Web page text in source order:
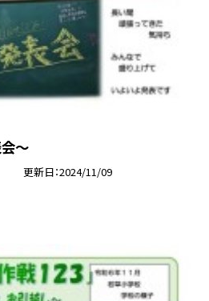
～
更新日 2024/11/09